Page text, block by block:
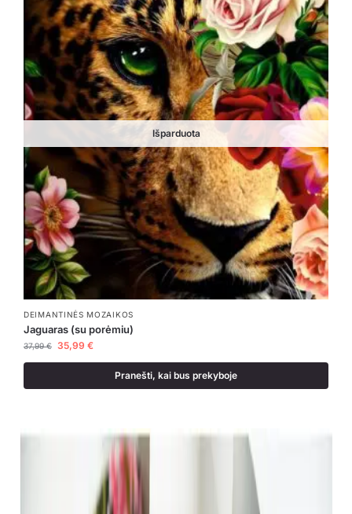
Išparduota
DEIMANTINĖS MOZAIKOS
Jaguaras (su porėmiu)
37,99€ 35,99 €
Pranešti, kai bus prekyboje